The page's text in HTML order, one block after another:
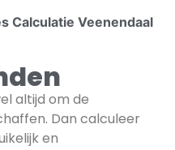
Calculatie Veenendaal
altijd om de
Dan calculeer
en